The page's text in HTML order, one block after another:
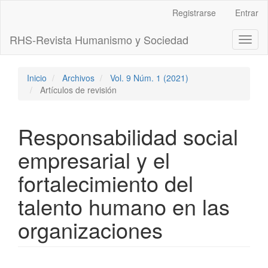
principal
Barra
Registrarse Entrar
RHS-Revista Humanismo y Sociedad
Inicio Archivos
Vol. 9 Núm. 1 (2021)
Artículos de revisión
Responsabilidad social
empresarial y el
fortalecimiento del
talento humano en las
organizaciones